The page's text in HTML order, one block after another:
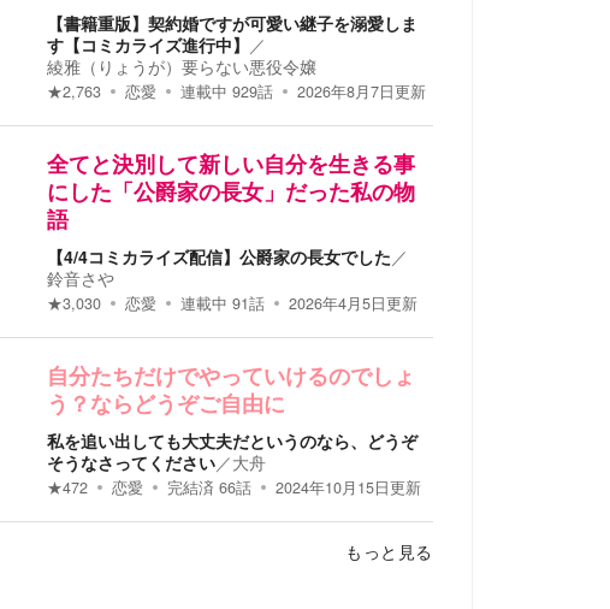
【書籍重版】契約婚ですが可愛い継子を溺愛しま
す【コミカライズ進行中】 ／
綾雅（りょうが）要らない悪役令嬢
★2,763 恋愛 連載中 929話 2026年8月7日更新
全てと決別して新しい自分を生きる事
にした「公爵家の長女」だった私の物
語
【4/4コミカライズ配信】公爵家の長女でした／
鈴音さや
★3,030 恋愛 連載中 91話 2026年4月5日更新
自分たちだけでやっていけるのでしょ
う？ならどうぞご自由に
私を追い出しても大丈夫だというのなら、どうぞ
そうなさってください／大舟
★472 恋愛 完結済 66話 2024年10月15日更新
もっと見る